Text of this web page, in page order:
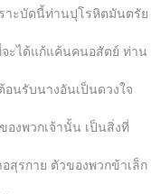
ราะบัดนี้ท่านปุโรหิตมันตรัย
ะได้แก้แค้นคนอสัตย์ ท่าน
นรับนางอันเป็นดวงใจ
องพวกเจ้านั้น เป็นสิ่งที่
สุรกาย ตัวของพวกข้าเล็ก